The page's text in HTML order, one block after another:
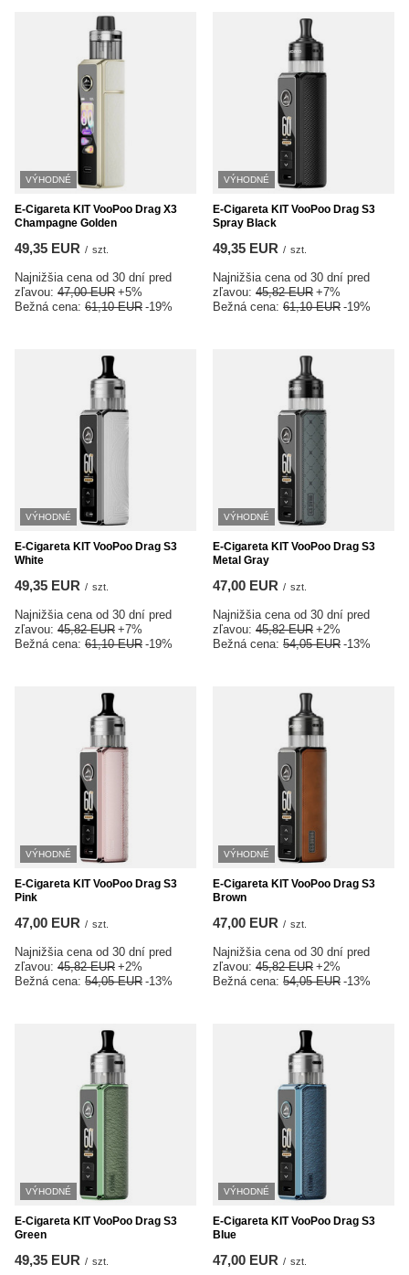
VÝHODNÉ
E-Cigareta KIT VooPoo Drag X3
Champagne Golden
49,35 EUR / szt.
Najnižšia cena od 30 dní pred
zľavou: 47,00 EUR +5%
Bežná cena: 61,10 EUR -19%
VÝHODNÉ
E-Cigareta KIT VooPoo Drag S3
Spray Black
49,35 EUR / szt.
Najnižšia cena od 30 dní pred
zľavou: 45,82 EUR +7%
Bežná cena: 61,10 EUR -19%
VÝHODNÉ
E-Cigareta KIT VooPoo Drag S3
White
49,35 EUR / szt.
Najnižšia cena od 30 dní pred
zľavou: 45,82 EUR +7%
Bežná cena: 61,10 EUR -19%
VÝHODNÉ
E-Cigareta KIT VooPoo Drag S3
Metal Gray
47,00 EUR / szt.
Najnižšia cena od 30 dní pred
zľavou: 45,82 EUR +2%
Bežná cena: 54,05 EUR -13%
VÝHODNÉ
E-Cigareta KIT VooPoo Drag S3
Pink
47,00 EUR / szt.
Najnižšia cena od 30 dní pred
zľavou: 45,82 EUR +2%
Bežná cena: 54,05 EUR -13%
VÝHODNÉ
E-Cigareta KIT VooPoo Drag S3
Brown
47,00 EUR / szt.
Najnižšia cena od 30 dní pred
zľavou: 45,82 EUR +2%
Bežná cena: 54,05 EUR -13%
VÝHODNÉ
E-Cigareta KIT VooPoo Drag S3
Green
49,35 EUR / szt.
VÝHODNÉ
E-Cigareta KIT VooPoo Drag S3
Blue
47,00 EUR / szt.